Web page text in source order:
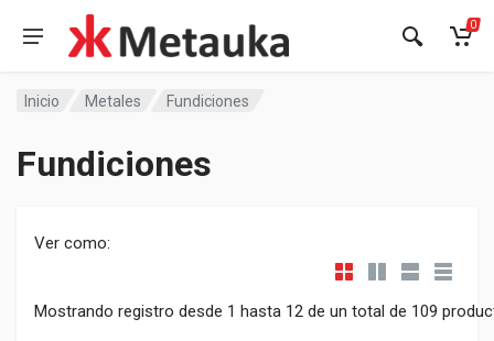
0
Inicio Metales Fundiciones
Fundiciones
Ver como:
Mostrando registro desde 1 hasta 12 de un total de 109